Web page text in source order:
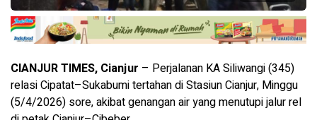
CIANJUR TIMES, Cianjur – Perjalanan KA Siliwangi (345)
relasi Cipatat–Sukabumi tertahan di Stasiun Cianjur, Minggu
(5/4/2026) sore, akibat genangan air yang menutupi jalur rel